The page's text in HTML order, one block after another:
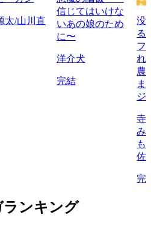
太/山川直
信じてはいけな
いあの娘のため
に〜
洋介犬
完結
没
る
フ
れ
農
ま
ジ
寺
み
も
佐
完
ランキング